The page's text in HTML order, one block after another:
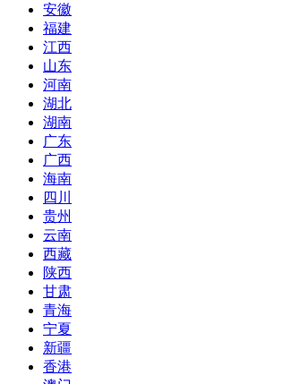
安徽
福建
江西
山东
河南
湖北
湖南
广东
广西
海南
四川
贵州
云南
西藏
陕西
甘肃
青海
宁夏
新疆
香港